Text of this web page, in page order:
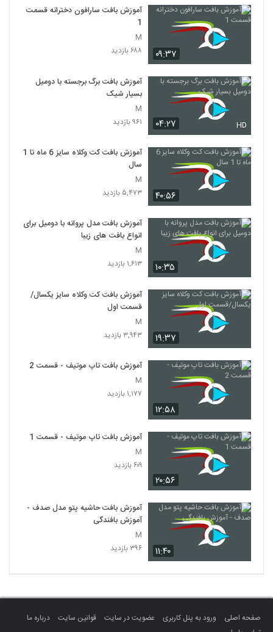
۰۹:۳۷
آموزش بافت سارافون دخترانه قسمت
1
M
۶۸۸ بازدید
۰۴:۲۷ HD
آموزش بافت برگ برجسته با دومیل
بسیار شیک
M
۹۶۱ بازدید
۴۰:۵۶
آموزش بافت کت وکلاه سایز 6 ماه تا 1
سال
M
۵,۴۷۳ بازدید
۱۰:۳۵
آموزش بافت مدل پروانه با دومیل برای
انواع بافت های زیبا
M
۱,۶۱۳ بازدید
۱۹:۳۷
آموزش بافت کت وکلاه سایز یکسال/
قسمت اول
M
۳,۹۴۳ بازدید
۱۲:۵۸
آموزش بافت تاپ موتیف - قسمت 2
M
۱,۱۷۷ بازدید
۲۰:۵۶
آموزش بافت تاپ موتیف - قسمت 1
M
۶۰۹ بازدید
۱۱:۴۰
آموزش بافت حاشیه پتو مدل صدف -
آموزش بافندگی
M
۳۹۶ بازدید
صفحه اصلی ورود به پنل کاربری عضویت در سایت قوانین سایت
درباره ما